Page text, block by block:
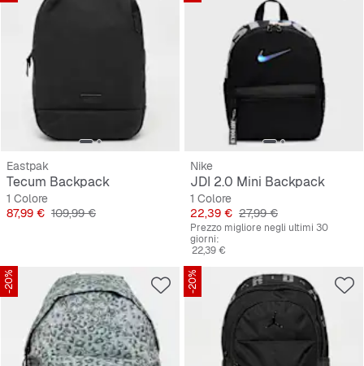
Eastpak
Tecum Backpack
1 Colore
Prezzo
87,99 € Prezzo originale
109,99 €
Nike
JDI 2.0 Mini Backpack
1 Colore
Prezzo
22,39 € Prezzo originale
27,99 €
Prezzo migliore negli ultimi 30
giorni:
22,39 €
-20% -20%